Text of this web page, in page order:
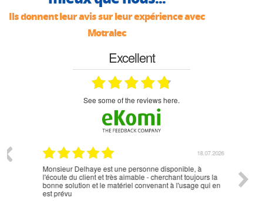
Ils donnent leur avis sur leur expérience avec
Motralec
Excellent
see some of the reviews here.
18.07.2026
Monsieur Delhaye est une personne disponible, à
l'écoute du client et très aimable - cherchant toujours la
bonne solution et le matériel convenant à l'usage qui en
est prévu